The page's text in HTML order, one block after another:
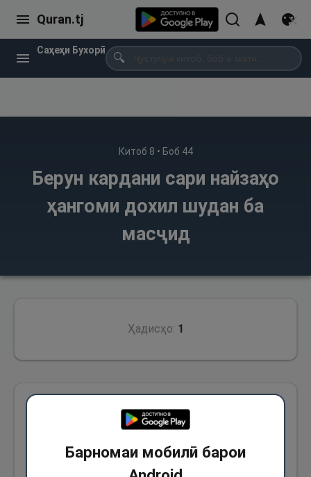
Quran.tj
Саҳеҳи Бухорӣ
🔍
Китоб 8 • Боб 44
Берун кардани сари найзаҳо
ҳангоми дохил шудан ба
масҷид
Ҳадисҳо: 1
Аз Ҷобир ибни Абдуллоҳ (р) ривоят аст, ки
гуфт: Шахсе ба масҷид дохил шуд ва тирҳое
бо худ дошт. Паёмбари Худо (с) барояш
гуфтанд: “Пайконаҳои онҳоро бардор!”
Барномаи мобилӣ барои